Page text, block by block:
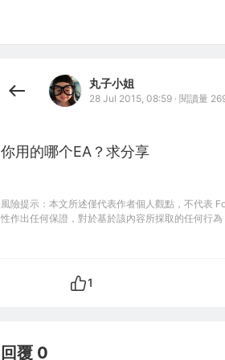
丸子小姐
28 Jul 2015, 08:59 · 閱讀量
你用的哪个EA？求分享
風險提示：本文所述僅代表作者個人觀點，不代表
性作出任何保證，對於基於該內容所採取的任何行
1
回覆 0